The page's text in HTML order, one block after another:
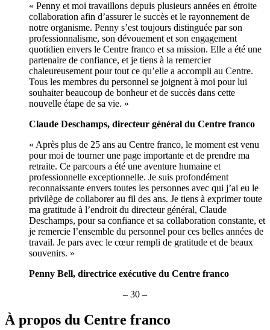
« Penny et moi travaillons depuis plusieurs années en étroite
collaboration afin d’assurer le succès et le rayonnement de
notre organisme. Penny s’est toujours distinguée par son
professionnalisme, son dévouement et son engagement
quotidien envers le Centre franco et sa mission. Elle a été une
partenaire de confiance, et je tiens à la remercier
chaleureusement pour tout ce qu’elle a accompli au Centre.
Tous les membres du personnel se joignent à moi pour lui
souhaiter beaucoup de bonheur et de succès dans cette
nouvelle étape de sa vie. »
Claude Deschamps, directeur général du Centre franco
« Après plus de 25 ans au Centre franco, le moment est venu
pour moi de tourner une page importante et de prendre ma
retraite. Ce parcours a été une aventure humaine et
professionnelle exceptionnelle. Je suis profondément
reconnaissante envers toutes les personnes avec qui j’ai eu le
privilège de collaborer au fil des ans. Je tiens à exprimer toute
ma gratitude à l’endroit du directeur général, Claude
Deschamps, pour sa confiance et sa collaboration constante, et
je remercie l’ensemble du personnel pour ces belles années de
travail. Je pars avec le cœur rempli de gratitude et de beaux
souvenirs. »
Penny Bell, directrice exécutive du Centre franco
– 30 –
À propos du Centre franco